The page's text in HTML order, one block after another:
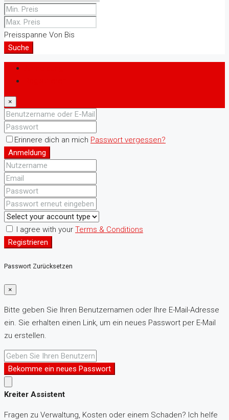
Preisspanne Von Bis
Suche
×
Erinnere dich an mich Passwort vergessen?
Anmeldung
I agree with your Terms & Conditions
Registrieren
Passwort Zurücksetzen
×
Bitte geben Sie Ihren Benutzernamen oder Ihre E-Mail-Adresse
ein. Sie erhalten einen Link, um ein neues Passwort per E-Mail
zu erstellen.
Bekomme ein neues Passwort
Kreiter Assistent
Fragen zu Verwaltung, Kosten oder einem Schaden? Ich helfe